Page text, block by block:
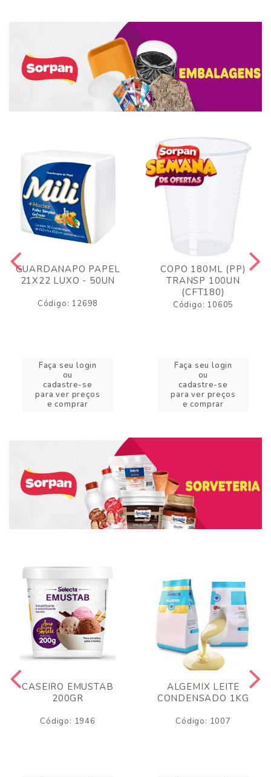
GUARDANAPO PAPEL
21X22 LUXO - 50UN
Código: 12698
Faça seu login
ou
cadastre-se
para ver preços
e comprar
COPO 180ML (PP)
TRANSP 100UN
(CFT180)
Código: 10605
Faça seu login
ou
cadastre-se
para ver preços
e comprar
CASEIRO EMUSTAB
200GR
Código: 1946
ALGEMIX LEITE
CONDENSADO 1KG
Código: 1007